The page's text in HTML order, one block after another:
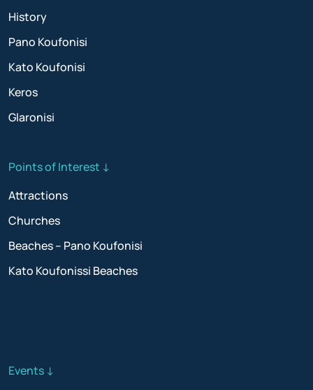
History
Pano Koufonisi
Kato Koufonisi
Keros
Glaronisi
Points of Interest ↓
Attractions
Churches
Beaches – Pano Koufonisi
Kato Koufonissi Beaches
Events ↓